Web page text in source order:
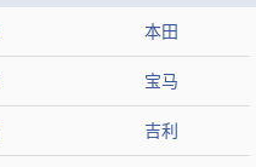
本田
宝马
吉利